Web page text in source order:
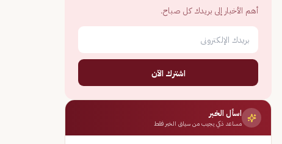
أهم الأخبار إلى بريدك كل صباح.
اشترك الآن
اسأل الخبر
مساعد ذكي يجيب من سياق الخبر فقط